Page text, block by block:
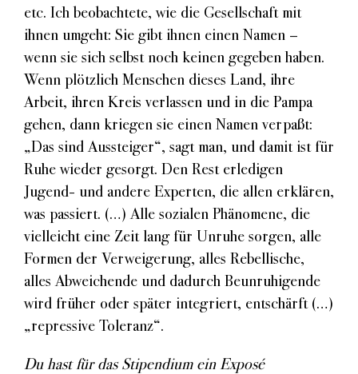
etc. Ich beobachtete, wie die Gesellschaft mit
ihnen umgeht: Sie gibt ihnen einen Namen –
wenn sie sich selbst noch keinen gegeben haben.
Wenn plötzlich Menschen dieses Land, ihre
Arbeit, ihren Kreis verlassen und in die Pampa
gehen, dann kriegen sie einen Namen verpaßt:
„Das sind Aussteiger“, sagt man, und damit ist für
Ruhe wieder gesorgt. Den Rest erledigen
Jugend- und andere Experten, die allen erklären,
was passiert. (…) Alle sozialen Phänomene, die
vielleicht eine Zeit lang für Unruhe sorgen, alle
Formen der Verweigerung, alles Rebellische,
alles Abweichende und dadurch Beunruhigende
wird früher oder später integriert, entschärft (…)
„repressive Toleranz“.
Du hast für das Stipendium ein Exposé